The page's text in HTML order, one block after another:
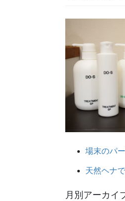
場末のパ
天然ヘナ
月別アーカイ